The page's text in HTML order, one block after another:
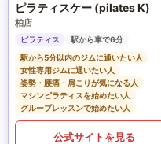
ピラティスケー (pilates K)
柏店
ピラティス
駅から車で6分
駅から5分以内のジムに通いたい人
女性専用ジムに通いたい人
姿勢・腰痛・肩こりが気になる人
マシンピラティスを始めたい人
グループレッスンで始めたい人
公式サイトを見る